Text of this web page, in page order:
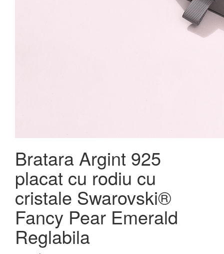
Bratara Argint 925
placat cu rodiu cu
cristale Swarovski®
Fancy Pear Emerald
Reglabila